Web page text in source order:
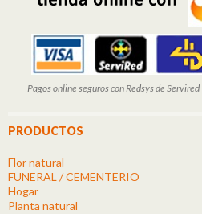
Pagos online seguros con Redsys de Servired
PRODUCTOS
Flor natural
FUNERAL / CEMENTERIO
Hogar
Planta natural